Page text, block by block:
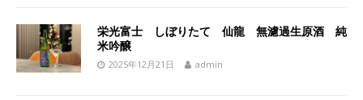
栄光富士 しぼりたて 仙龍 無濾過生原酒 純
米吟醸
2025年12月21日 admin